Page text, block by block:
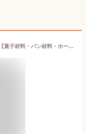
ドーバー メロンリキュール 100ml 【菓子材料・パン材料・ホームケーキ用洋酒】